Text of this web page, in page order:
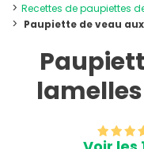
Recettes de paupiettes
Paupiette de veau